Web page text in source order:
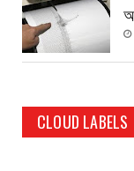
CLOUD LABELS